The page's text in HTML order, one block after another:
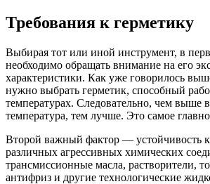
Требования к герметику
Выбирая тот или иной инструмент, в
необходимо обращать внимание на его
характеристики. Как уже говорилось
нужно выбрать герметик, способный
температурах. Следовательно, чем выше
температура, тем лучше. Это самое
Второй важный фактор — устойчивость
различных агрессивных химических
трансмиссионные масла, растворители,
антифриз и другие технологические